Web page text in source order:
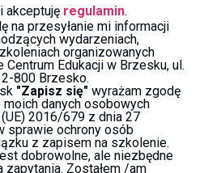
akceptuję regulamin.
na przesyłanie mi informacji
wydarzeniach,
organizowanych
Edukacji w Brzesku, ul.
800 Brzesko.
"Zapisz się" wyrażam zgodę
danych osobowych
2016/679 z dnia 27
sprawie ochrony osób
z zapisem na szkolenie.
dobrowolne, ale niezbędne
Zostałem /am